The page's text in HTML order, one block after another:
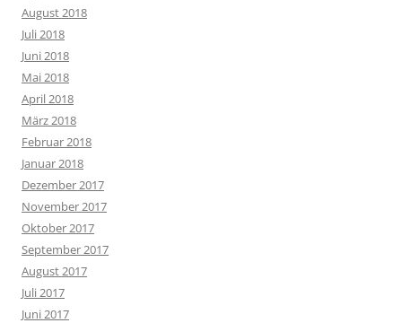
August 2018
Juli 2018
Juni 2018
Mai 2018
April 2018
März 2018
Februar 2018
Januar 2018
Dezember 2017
November 2017
Oktober 2017
September 2017
August 2017
Juli 2017
Juni 2017